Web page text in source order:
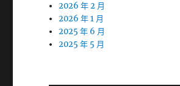
2026 年 2 月
2026 年 1 月
2025 年 6 月
2025 年 5 月